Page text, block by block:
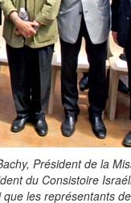
Président de la
du Consistoire
les représentants